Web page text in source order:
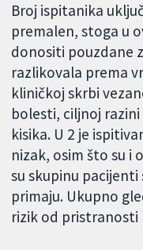
Broj ispitanika
premalen, stoga u
donositi pouzdane
razlikovala prema
kliničkoj skrbi
bolesti, ciljnoj
kisika. U 2 je
nizak, osim što su i
su skupinu
primaju. Ukupno
rizik od pristranosti